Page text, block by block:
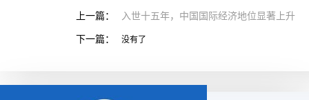
上一篇： 入世十五年，中国国际经济地位显著上升
下一篇： 没有了